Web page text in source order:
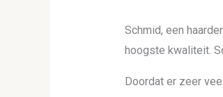
Schmid, een
hoogste kwaliteit.
Doordat er zeer